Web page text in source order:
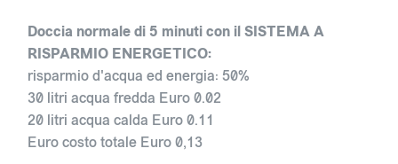
Doccia normale di 5 minuti con il SISTEMA A
RISPARMIO ENERGETICO:
risparmio d'acqua ed energia: 50%
30 litri acqua fredda Euro 0.02
20 litri acqua calda Euro 0.11
Euro costo totale Euro 0,13